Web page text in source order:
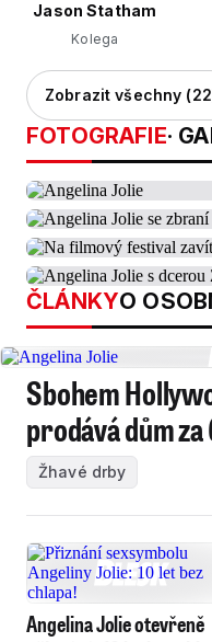
Jason Statham
Kolega
Zobrazit všechny
FOTOGRAFIE·
ČLÁNKYO
Sbohem
prodává dům
Žhavé drby
Angelina Jolie otevřeně